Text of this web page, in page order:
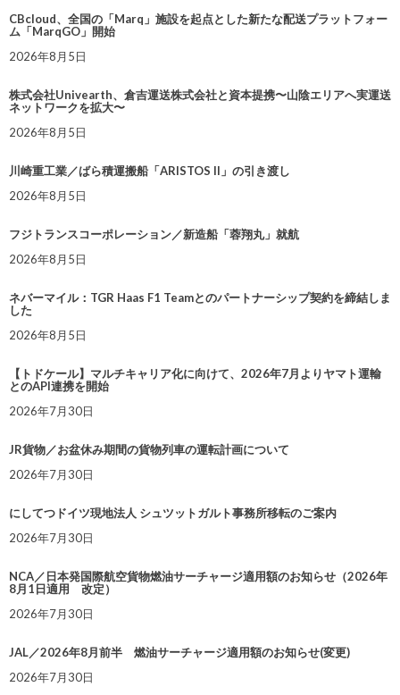
CBcloud、全国の「Marq」施設を起点とした新たな配送プラットフォー
ム「MarqGO」開始
2026年8月5日
株式会社Univearth、倉吉運送株式会社と資本提携〜山陰エリアへ実運送
ネットワークを拡大〜
2026年8月5日
川崎重工業／ばら積運搬船「ARISTOS II」の引き渡し
2026年8月5日
フジトランスコーポレーション／新造船「蓉翔丸」就航
2026年8月5日
ネバーマイル：TGR Haas F1 Teamとのパートナーシップ契約を締結しま
した
2026年8月5日
【トドケール】マルチキャリア化に向けて、2026年7月よりヤマト運輸
とのAPI連携を開始
2026年7月30日
JR貨物／お盆休み期間の貨物列車の運転計画について
2026年7月30日
にしてつドイツ現地法人 シュツットガルト事務所移転のご案内
2026年7月30日
NCA／日本発国際航空貨物燃油サーチャージ適用額のお知らせ（2026年
8月1日適用 改定）
2026年7月30日
JAL／2026年8月前半 燃油サーチャージ適用額のお知らせ(変更)
2026年7月30日